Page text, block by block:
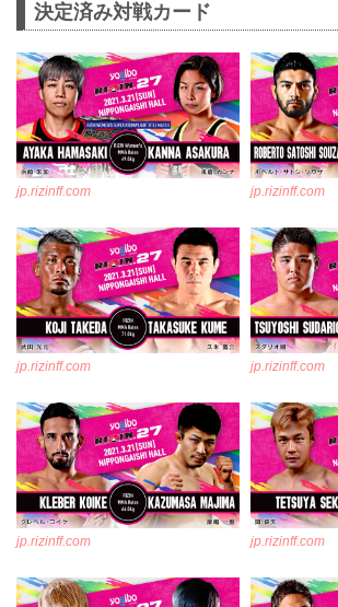
決定済み対戦カード
jp.rizinff.com jp.rizinff.com
jp.rizinff.com jp.rizinff.com
jp.rizinff.com jp.rizinff.com